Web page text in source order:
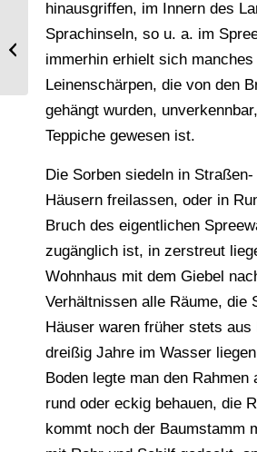
hinausgriffen, im Innern des
Sprachinseln, so u. a. im
immerhin erhielt sich
Leinenschärpen, die von den
gehängt wurden,
Teppiche gewesen ist.
Die Sorben siedeln in
Häusern freilassen, oder in
Bruch des eigentlichen
zugänglich ist, in zerstreut
Wohnhaus mit dem Giebel
Verhältnissen alle Räume, die
Häuser waren früher stets
dreißig Jahre im Wasser
Boden legte man den
rund oder eckig behauen, die
kommt noch der Baumstamm
Sächsischer Bergmann in
Arbeitstracht. Umgebung von
Elisabeth bei Freiberg...